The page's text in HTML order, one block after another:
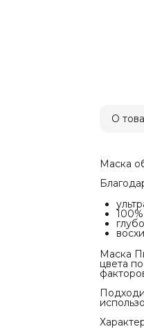
О
Маска
Маска
цвета